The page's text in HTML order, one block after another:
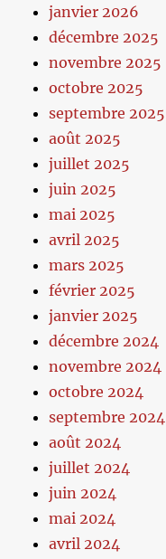
janvier 2026
décembre 2025
novembre 2025
octobre 2025
septembre 2025
août 2025
juillet 2025
juin 2025
mai 2025
avril 2025
mars 2025
février 2025
janvier 2025
décembre 2024
novembre 2024
octobre 2024
septembre 2024
août 2024
juillet 2024
juin 2024
mai 2024
avril 2024